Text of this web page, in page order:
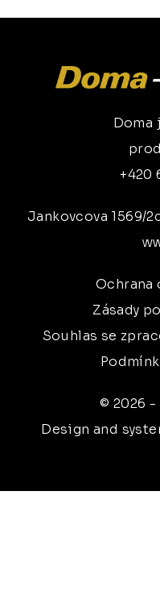
Doma
+420
Jankovcova 1569/
Ochrana
Zásady
Souhlas se
© 2026 -
Design and